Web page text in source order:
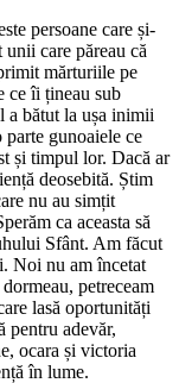
persoane care și-
unii care păreau că
mărturiile pe
ce îi țineau sub
a bătut la ușa inimii
parte gunoaiele ce
și timpul lor. Dacă ar
deosebită. Știm
nu au simțit
ca aceasta să
Sfânt. Am făcut
Noi nu am încetat
petreceam
lasă oportunități
pentru adevăr,
ocara și victoria
în lume.